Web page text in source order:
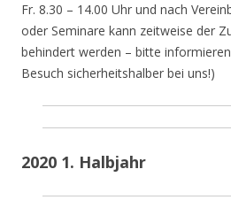
Fr. 8.30 – 14.00 Uhr und nach
oder Seminare kann zeitweise der
behindert werden – bitte
Besuch sicherheitshalber bei uns!)
2020 1. Halbjahr